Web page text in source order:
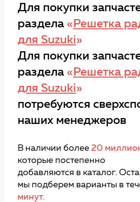
Для покупки
раздела « Решетка
для Suzuki»
Для покупки
раздела « Решетка
для Suzuki»
потребуются
наших менеджеров
В наличии более 20
которые постепенно
добавляются в каталог.
мы подберем варианты в
минут.